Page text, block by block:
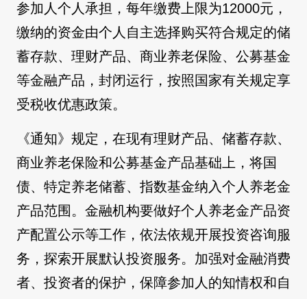
参加人个人承担，每年缴费上限为12000元，
缴纳的资金由个人自主选择购买符合规定的储
蓄存款、理财产品、商业养老保险、公募基金
等金融产品，封闭运行，按照国家有关规定享
受税收优惠政策。
《通知》规定，在现有理财产品、储蓄存款、
商业养老保险和公募基金产品基础上，将国
债、特定养老储蓄、指数基金纳入个人养老金
产品范围。金融机构要做好个人养老金产品资
产配置公示等工作，依法依规开展投资咨询服
务，探索开展默认投资服务。加强对金融消费
者、投资者的保护，保障参加人的知情权和自